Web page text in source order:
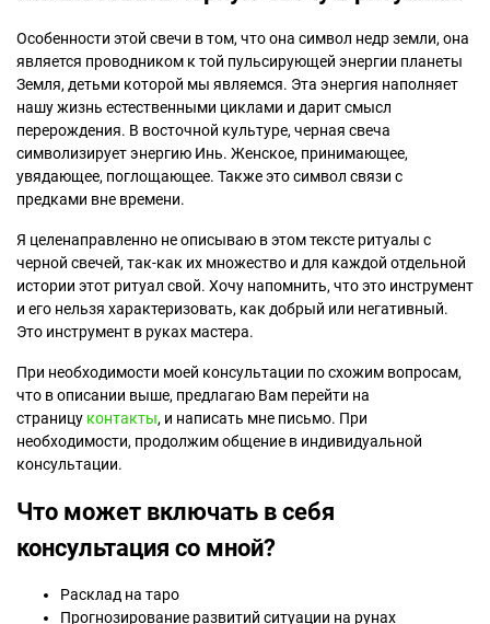
Особенности этой свечи в том, что она символ недр земли, она
является проводником к той пульсирующей энергии планеты
Земля, детьми которой мы являемся. Эта энергия наполняет
нашу жизнь естественными циклами и дарит смысл
перерождения. В восточной культуре, черная свеча
символизирует энергию Инь. Женское, принимающее,
увядающее, поглощающее. Также это символ связи с
предками вне времени.
Я целенаправленно не описываю в этом тексте ритуалы с
черной свечей, так-как их множество и для каждой отдельной
истории этот ритуал свой. Хочу напомнить, что это инструмент
и его нельзя характеризовать, как добрый или негативный.
Это инструмент в руках мастера.
При необходимости моей консультации по схожим вопросам,
что в описании выше, предлагаю Вам перейти на
страницу контакты, и написать мне письмо. При
необходимости, продолжим общение в индивидуальной
консультации.
Что может включать в себя
консультация со мной?
Расклад на таро
Прогнозирование развитий ситуации на рунах